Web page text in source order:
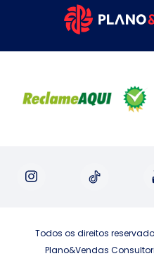
Todos os direitos
Plano&Vendas